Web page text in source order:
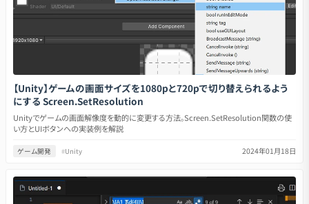
【Unity】ゲームの画面サイズを1080pと720pで切り替えられるよう
にする Screen.SetResolution
Unityでゲームの画面解像度を動的に変更する方法。Screen.SetResolution関数の使
い方とUIボタンへの実装例を解説
ゲーム開発 #Unity 2024年01月18日